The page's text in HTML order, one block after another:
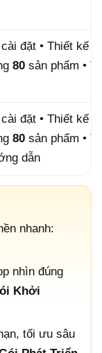
đặt • Thiết kế
80 sản phẩm •
đặt • Thiết kế
80 sản phẩm •
dẫn
nhanh:
nhìn đúng
Khởi
tối ưu sâu